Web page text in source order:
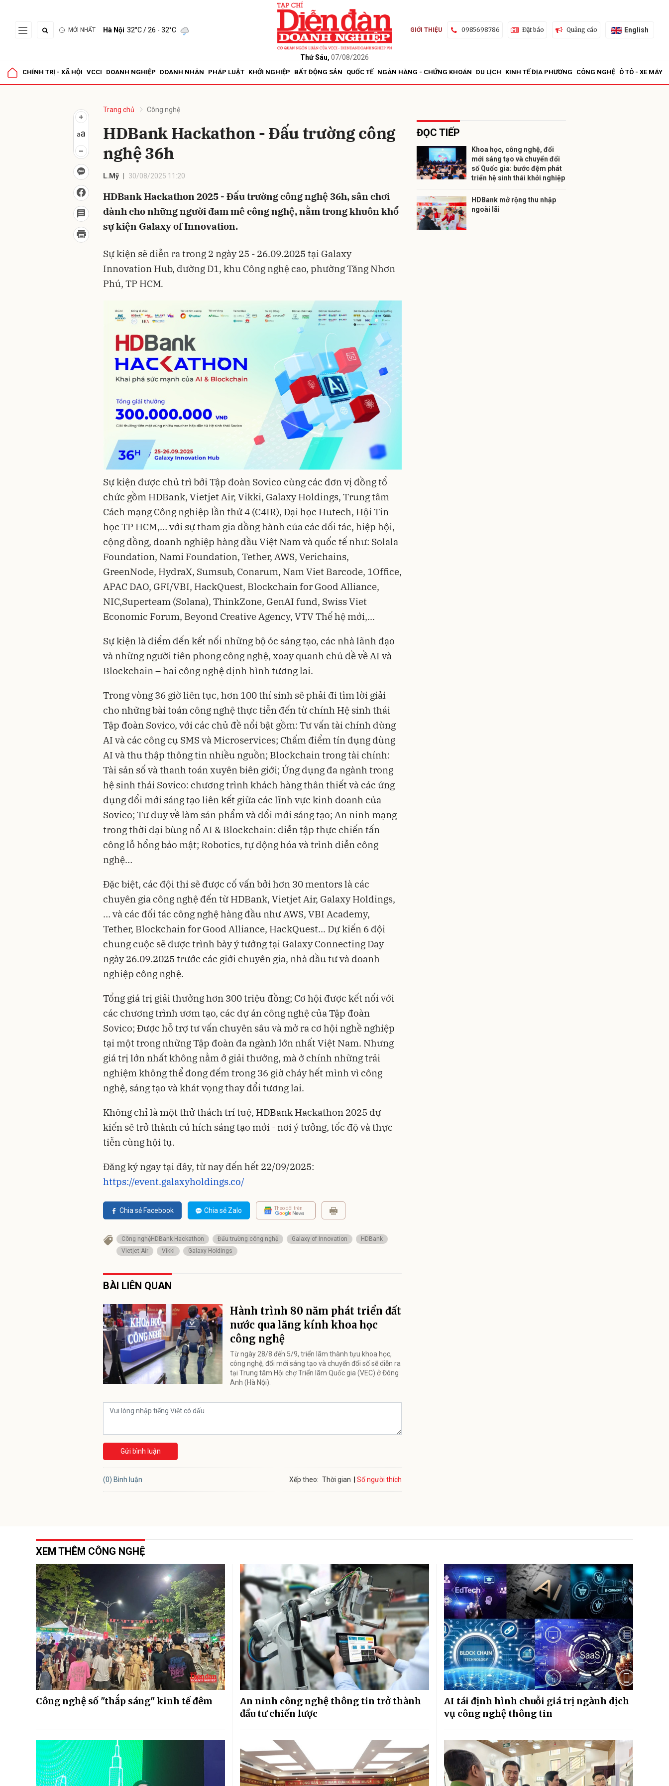
MỚI NHẤT Hà Nội 32°C/ 26 - 32°C
Thứ Sáu, 07/08/2026
GIỚI THIỆU 0985698786 Đặt báo Quảng cáo English
CHÍNH TRỊ - XÃ HỘI VCCI DOANH NGHIỆP DOANH NHÂN PHÁP LUẬT KHỞI NGHIỆP BẤT ĐỘNG SẢN QUỐC TẾ NGÂN HÀNG - CHỨNG KHOÁN DU LỊCH KINH TẾ ĐỊA PHƯƠNG CÔNG NGHỆ Ô TÔ - XE MÁY
Trang chủ Công nghệ
HDBank Hackathon - Đấu trường công
nghệ 36h
L.Mỹ 30/08/2025 11:20
HDBank Hackathon 2025 - Đấu trường công nghệ 36h, sân chơi
dành cho những người đam mê công nghệ, nằm trong khuôn khổ
sự kiện Galaxy of Innovation.
Sự kiện sẽ diễn ra trong 2 ngày 25 - 26.09.2025 tại Galaxy
Innovation Hub, đường D1, khu Công nghệ cao, phường Tăng Nhơn
Phú, TP HCM.
Sự kiện được chủ trì bởi Tập đoàn Sovico cùng các đơn vị đồng tổ
chức gồm HDBank, Vietjet Air, Vikki, Galaxy Holdings, Trung tâm
Cách mạng Công nghiệp lần thứ 4 (C4IR), Đại học Hutech, Hội Tin
học TP HCM,… với sự tham gia đồng hành của các đối tác, hiệp hội,
cộng đồng, doanh nghiệp hàng đầu Việt Nam và quốc tế như: Solala
Foundation, Nami Foundation, Tether, AWS, Verichains,
GreenNode, HydraX, Sumsub, Conarum, Nam Viet Barcode, 1Office,
APAC DAO, GFI/VBI, HackQuest, Blockchain for Good Alliance,
NIC,Superteam (Solana), ThinkZone, GenAI fund, Swiss Viet
Economic Forum, Beyond Creative Agency, VTV Thế hệ mới,...
Sự kiện là điểm đến kết nối những bộ óc sáng tạo, các nhà lãnh đạo
và những người tiên phong công nghệ, xoay quanh chủ đề về AI và
Blockchain – hai công nghệ định hình tương lai.
Trong vòng 36 giờ liên tục, hơn 100 thí sinh sẽ phải đi tìm lời giải
cho những bài toán công nghệ thực tiễn đến từ chính Hệ sinh thái
Tập đoàn Sovico, với các chủ đề nổi bật gồm: Tư vấn tài chính dùng
AI và các công cụ SMS và Microservices; Chấm điểm tín dụng dùng
AI và thu thập thông tin nhiều nguồn; Blockchain trong tài chính:
Tài sản số và thanh toán xuyên biên giới; Ứng dụng đa ngành trong
hệ sinh thái Sovico: chương trình khách hàng thân thiết và các ứng
dụng đổi mới sáng tạo liên kết giữa các lĩnh vực kinh doanh của
Sovico; Tư duy về làm sản phẩm và đổi mới sáng tạo; An ninh mạng
trong thời đại bùng nổ AI & Blockchain: diễn tập thực chiến tấn
công lỗ hổng bảo mật; Robotics, tự động hóa và trình diễn công
nghệ…
Đặc biệt, các đội thi sẽ được cố vấn bởi hơn 30 mentors là các
chuyên gia công nghệ đến từ HDBank, Vietjet Air, Galaxy Holdings,
… và các đối tác công nghệ hàng đầu như AWS, VBI Academy,
Tether, Blockchain for Good Alliance, HackQuest... Dự kiến 6 đội
chung cuộc sẽ được trình bày ý tưởng tại Galaxy Connecting Day
ngày 26.09.2025 trước các giới chuyên gia, nhà đầu tư và doanh
nghiệp công nghệ.
Tổng giá trị giải thưởng hơn 300 triệu đồng; Cơ hội được kết nối với
các chương trình ươm tạo, các dự án công nghệ của Tập đoàn
Sovico; Được hỗ trợ tư vấn chuyên sâu và mở ra cơ hội nghề nghiệp
tại một trong những Tập đoàn đa ngành lớn nhất Việt Nam. Nhưng
giá trị lớn nhất không nằm ở giải thưởng, mà ở chính những trải
nghiệm không thể đong đếm trong 36 giờ cháy hết mình vì công
nghệ, sáng tạo và khát vọng thay đổi tương lai.
Không chỉ là một thử thách trí tuệ, HDBank Hackathon 2025 dự
kiến sẽ trở thành cú hích sáng tạo mới - nơi ý tưởng, tốc độ và thực
tiễn cùng hội tụ.
Đăng ký ngay tại đây, từ nay đến hết 22/09/2025:
https://event.galaxyholdings.co/
Chia sẻ Facebook Chia sẻ Zalo Theo dõi trên
Công nghệHDBank Hackathon Đấu trường công nghệ Galaxy of Innovation
HDBank
Vietjet Air
Vikki Galaxy Holdings
BÀI LIÊN QUAN
Hành trình 80 năm phát triển đất
nước qua lăng kính khoa học
công nghệ
Từ ngày 28/8 đến 5/9, triển lãm thành tựu khoa học,
công nghệ, đổi mới sáng tạo và chuyển đổi số sẽ diễn ra
tại Trung tâm Hội chợ Triển lãm Quốc gia (VEC) ở Đông
Anh (Hà Nội).
Gửi bình luận
(0) Bình luận Xếp theo: Thời gian Số người thích
ĐỌC TIẾP
Khoa học, công nghệ, đổi
mới sáng tạo và chuyển đổi
số Quốc gia: bước đệm phát
triển hệ sinh thái khởi nghiệp
HDBank mở rộng thu nhập
ngoài lãi
XEM THÊM CÔNG NGHỆ
Công nghệ số "thắp sáng" kinh tế đêm
An ninh công nghệ thông tin trở thành
đầu tư chiến lược
AI tái định hình chuỗi giá trị ngành dịch
vụ công nghệ thông tin
Gửi